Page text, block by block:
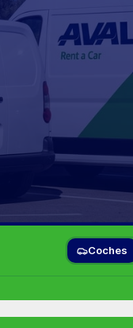
Coches